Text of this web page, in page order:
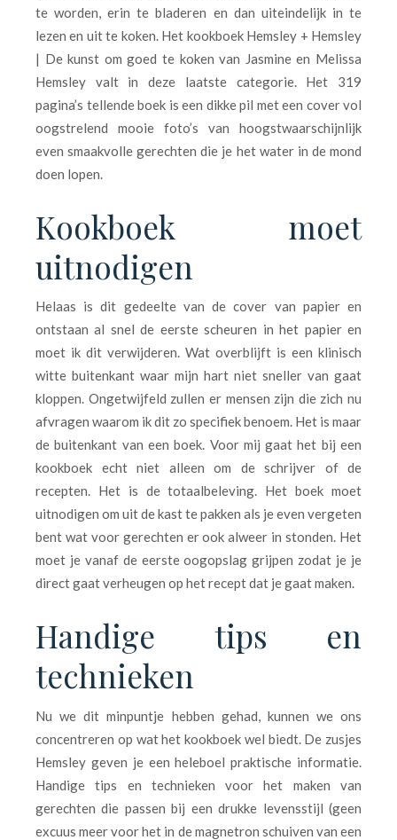
te worden, erin te bladeren en dan uiteindelijk in te
lezen en uit te koken. Het kookboek Hemsley + Hemsley
| De kunst om goed te koken van Jasmine en Melissa
Hemsley valt in deze laatste categorie. Het 319
pagina’s tellende boek is een dikke pil met een cover vol
oogstrelend mooie foto’s van hoogstwaarschijnlijk
even smaakvolle gerechten die je het water in de mond
doen lopen.
Kookboek moet
uitnodigen
Helaas is dit gedeelte van de cover van papier en
ontstaan al snel de eerste scheuren in het papier en
moet ik dit verwijderen. Wat overblijft is een klinisch
witte buitenkant waar mijn hart niet sneller van gaat
kloppen. Ongetwijfeld zullen er mensen zijn die zich nu
afvragen waarom ik dit zo specifiek benoem. Het is maar
de buitenkant van een boek. Voor mij gaat het bij een
kookboek echt niet alleen om de schrijver of de
recepten. Het is de totaalbeleving. Het boek moet
uitnodigen om uit de kast te pakken als je even vergeten
bent wat voor gerechten er ook alweer in stonden. Het
moet je vanaf de eerste oogopslag grijpen zodat je je
direct gaat verheugen op het recept dat je gaat maken.
Handige tips en
technieken
Nu we dit minpuntje hebben gehad, kunnen we ons
concentreren op wat het kookboek wel biedt. De zusjes
Hemsley geven je een heleboel praktische informatie.
Handige tips en technieken voor het maken van
gerechten die passen bij een drukke levensstijl (geen
excuus meer voor het in de magnetron schuiven van een